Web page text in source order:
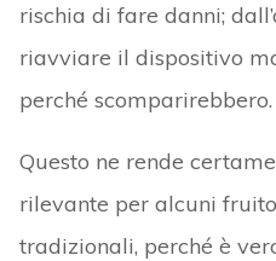
rischia di fare danni;
riavviare il dispositivo
perché scomparirebbero.
Questo ne rende
rilevante per alcuni
tradizionali, perché è